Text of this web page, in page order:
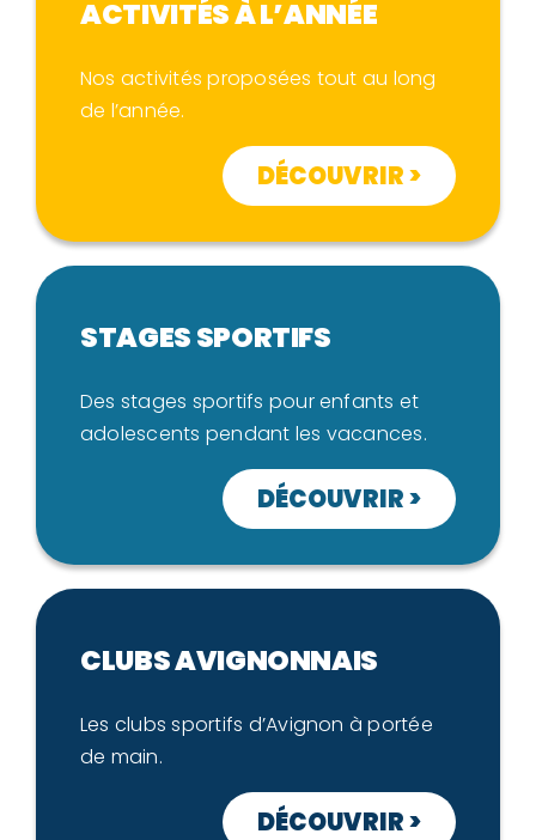
ACTIVITÉS À L’ANNÉE
Nos activités proposées tout au long
de l’année.
DÉCOUVRIR >
STAGES SPORTIFS
Des stages sportifs pour enfants et
adolescents pendant les vacances.
DÉCOUVRIR >
CLUBS AVIGNONNAIS
Les clubs sportifs d’Avignon à portée
de main.
DÉCOUVRIR >